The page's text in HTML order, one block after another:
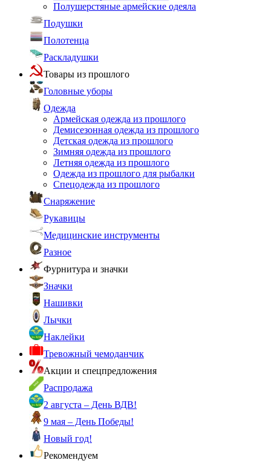
Полушерстяные армейские одеяла
Подушки
Полотенца
Раскладушки
Товары из прошлого
Головные уборы
Одежда
Армейская одежда из прошлого
Демисезонная одежда из прошлого
Детская одежда из прошлого
Зимняя одежда из прошлого
Летняя одежда из прошлого
Одежда из прошлого для рыбалки
Спецодежда из прошлого
Снаряжение
Рукавицы
Медицинские инструменты
Разное
Фурнитура и значки
Значки
Нашивки
Лычки
Наклейки
Тревожный чемоданчик
Акции и спецпредложения
Распродажа
2 августа – День ВДВ!
9 мая – День Победы!
Новый год!
Рекомендуем